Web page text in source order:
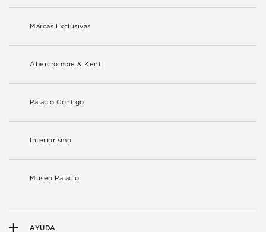
Marcas Exclusivas
Abercrombie & Kent
Palacio Contigo
Interiorismo
Museo Palacio
AYUDA